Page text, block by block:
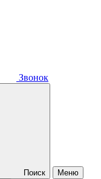
Звонок
Поиск Меню